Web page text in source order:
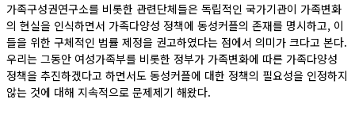
가족구성권연구소를 비롯한 관련단체들은 독립적인 국가기관이 가족변화
의 현실을 인식하면서 가족다양성 정책에 동성커플의 존재를 명시하고, 이
들을 위한 구체적인 법률 제정을 권고하였다는 점에서 의미가 크다고 본다.
우리는 그동안 여성가족부를 비롯한 정부가 가족변화에 따른 가족다양성
정책을 추진하겠다고 하면서도 동성커플에 대한 정책의 필요성을 인정하지
않는 것에 대해 지속적으로 문제제기 해왔다.